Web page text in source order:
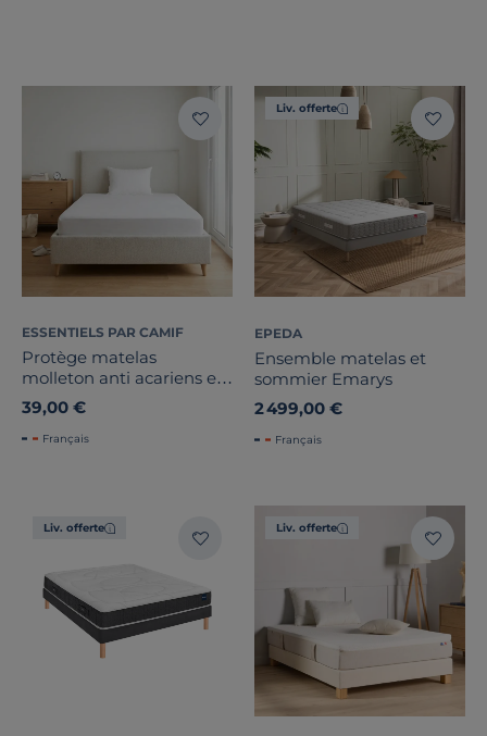
ESSENTIELS PAR CAMIF
Protège matelas
molleton anti acariens et
bactérien Anais
39,00 €
Français
Liv. offerte
EPEDA
Ensemble matelas et
sommier Emarys
2 499,00 €
Français
Liv. offerte Liv. offerte